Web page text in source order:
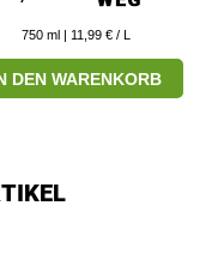
750 ml | 11,99 € / L
DEN WARENKORB